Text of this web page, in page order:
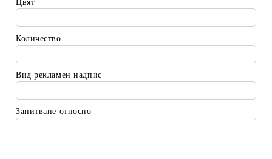
Цвят
Количество
Вид рекламен надпис
Запитване относно